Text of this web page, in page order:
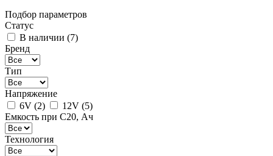
Подбор параметров
Статус
В наличии (7)
Бренд
Тип
Напряжение
6V (2) 12V (5)
Емкость при C20, Ач
Технология